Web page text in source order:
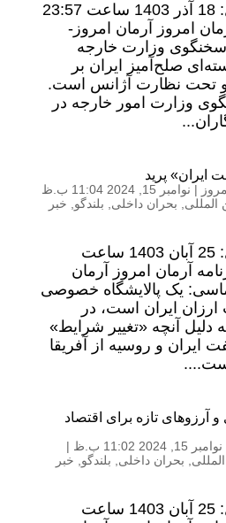
تاریخ و زمان ارسال: 18 آذر 1403 ساعت 23:57
امروز آرمان امروز-
وزارت خارجه
صلح‌آمیز ایران بر
و تحت نظارت آژانس است.
وزارت امور خارجه در
ایران» پرید
| نوامبر 15, 2024 11:04 ب.ظ
المللی بحران داخلی بلندگو
خبر
تاریخ و زمان ارسال: 25 آبان 1403 ساعت
آرمان امروز آرمان
یک پالایشگاه خصوصی
ایران است، در
دلیل آنچه «تغییر شرایط»
ایران و روسیه از آفریقا
آرزوهای تازه برای اقتصاد
نوامبر 15, 2024 11:02 ب.ظ
|
بحران داخلی بلندگو
خبر
تاریخ و زمان ارسال: 25 آبان 1403 ساعت